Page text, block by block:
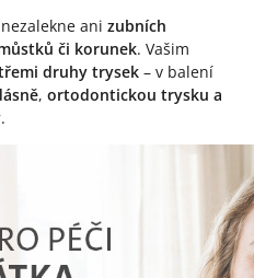
ani zubních
či korunek. Vašim
druhy trysek – v balení
, ortodontickou trysku a
.